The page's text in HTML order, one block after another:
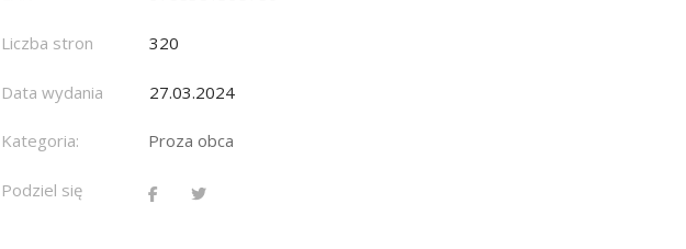
Liczba stron 320
Data wydania 27.03.2024
Kategoria: Proza obca
Podziel się